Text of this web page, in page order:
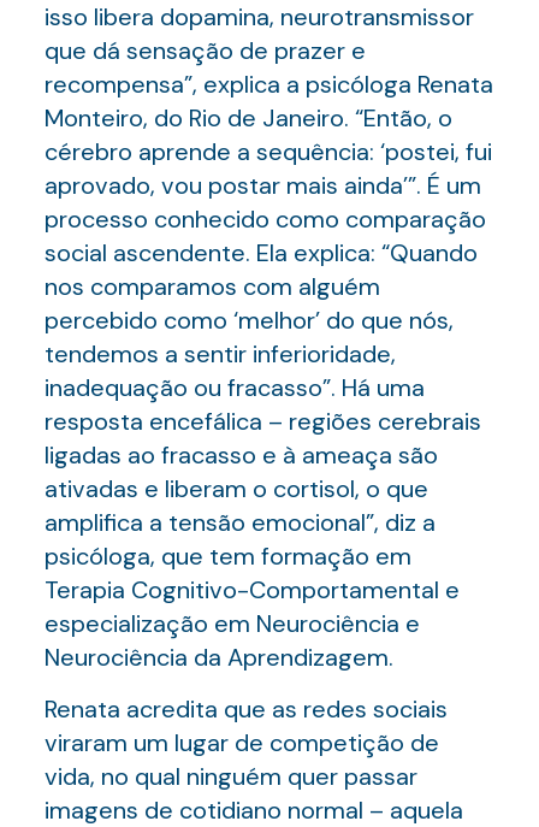
isso libera dopamina, neurotransmissor
que dá sensação de prazer e
recompensa”, explica a psicóloga Renata
Monteiro, do Rio de Janeiro. “Então, o
cérebro aprende a sequência: ‘postei, fui
aprovado, vou postar mais ainda’”. É um
processo conhecido como comparação
social ascendente. Ela explica: “Quando
nos comparamos com alguém
percebido como ‘melhor’ do que nós,
tendemos a sentir inferioridade,
inadequação ou fracasso”. Há uma
resposta encefálica – regiões cerebrais
ligadas ao fracasso e à ameaça são
ativadas e liberam o cortisol, o que
amplifica a tensão emocional”, diz a
psicóloga, que tem formação em
Terapia Cognitivo-Comportamental e
especialização em Neurociência e
Neurociência da Aprendizagem.
Renata acredita que as redes sociais
viraram um lugar de competição de
vida, no qual ninguém quer passar
imagens de cotidiano normal – aquela